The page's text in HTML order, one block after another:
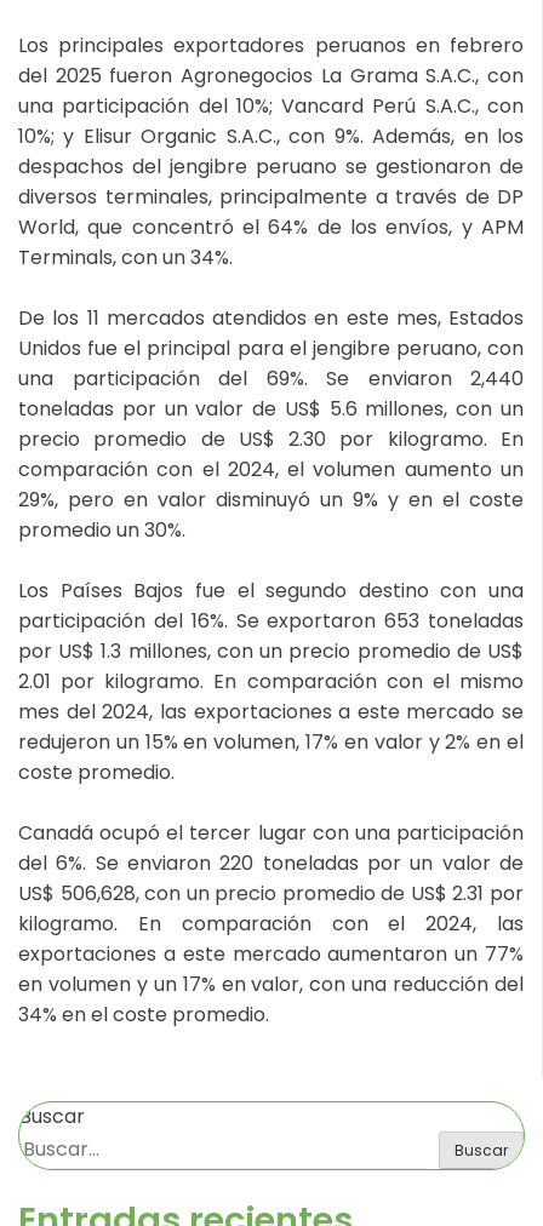
Los principales exportadores peruanos en febrero
del 2025 fueron Agronegocios La Grama S.A.C., con
una participación del 10%; Vancard Perú S.A.C., con
10%; y Elisur Organic S.A.C., con 9%. Además, en los
despachos del jengibre peruano se gestionaron de
diversos terminales, principalmente a través de DP
World, que concentró el 64% de los envíos, y APM
Terminals, con un 34%.
De los 11 mercados atendidos en este mes, Estados
Unidos fue el principal para el jengibre peruano, con
una participación del 69%. Se enviaron 2,440
toneladas por un valor de US$ 5.6 millones, con un
precio promedio de US$ 2.30 por kilogramo. En
comparación con el 2024, el volumen aumento un
29%, pero en valor disminuyó un 9% y en el coste
promedio un 30%.
Los Países Bajos fue el segundo destino con una
participación del 16%. Se exportaron 653 toneladas
por US$ 1.3 millones, con un precio promedio de US$
2.01 por kilogramo. En comparación con el mismo
mes del 2024, las exportaciones a este mercado se
redujeron un 15% en volumen, 17% en valor y 2% en el
coste promedio.
Canadá ocupó el tercer lugar con una participación
del 6%. Se enviaron 220 toneladas por un valor de
US$ 506,628, con un precio promedio de US$ 2.31 por
kilogramo. En comparación con el 2024, las
exportaciones a este mercado aumentaron un 77%
en volumen y un 17% en valor, con una reducción del
34% en el coste promedio.
Buscar
Buscar